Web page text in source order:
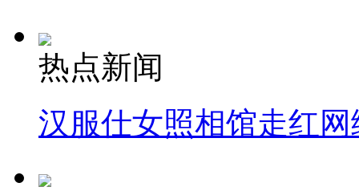
热点新闻
汉服仕女照相馆走红网